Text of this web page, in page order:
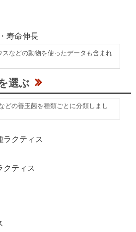
寿命伸長
などの動物を使ったデータも含まれ
選ぶ
どの善玉菌を種類ごとに分類しまし
ラクティス
クティス